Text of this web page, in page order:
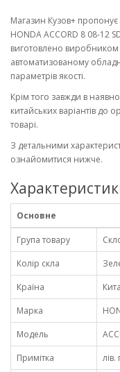
Магазин Кузов+
HONDA ACCORD 8 08-12
виготовлено виробником
автоматизованому
параметрів якості.
Крім того завжди в
китайських варіантів до
товарі.
З детальними
ознайомитися нижче.
Основне
Група товару
Колір скла
Країна
Марка
Модель
Примітка